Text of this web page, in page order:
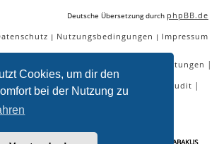
Cookies, um dir den
bei der Nutzung zu
Deutsche Übersetzung durch phpBB.de
| Nutzungsbedingungen | Impressum
SEO Dienstleistungen |
Beratung| Backlinks kaufen SEO Audit |
gratis
weiterleitung unterordner - letzte fragen - Seite 2 - ABAKUS